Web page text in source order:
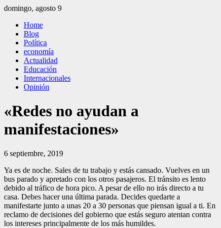
Saltar
contenido
domingo, agosto 9
El Independiente
El independiente Libre y Transparente
Home
Blog
Política
economía
Actualidad
Educación
Internacionales
Opinión
«Redes no ayudan a
manifestaciones»
6 septiembre, 2019
Ya es de noche. Sales de tu trabajo y estás cansado. Vuelves en un
bus parado y apretado con los otros pasajeros. El tránsito es lento
debido al tráfico de hora pico. A pesar de ello no irás directo a tu
casa. Debes hacer una última parada. Decides quedarte a
manifestarte junto a unas 20 a 30 personas que piensan igual a ti. En
reclamo de decisiones del gobierno que estás seguro atentan contra
los intereses principalmente de los más humildes.